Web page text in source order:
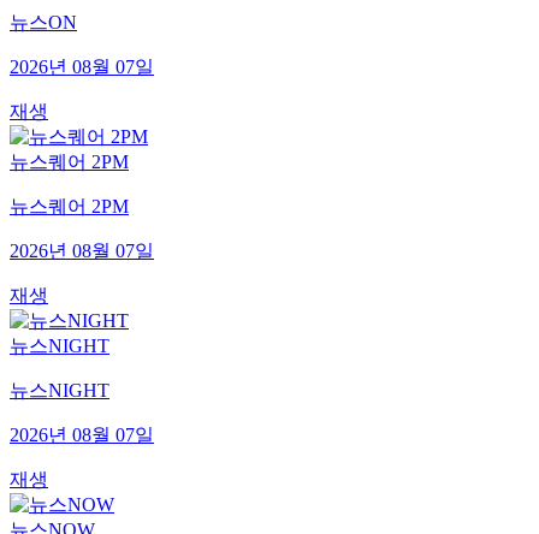
뉴스ON
2026년 08월 07일
재생
뉴스퀘어 2PM
뉴스퀘어 2PM
2026년 08월 07일
재생
뉴스NIGHT
뉴스NIGHT
2026년 08월 07일
재생
뉴스NOW